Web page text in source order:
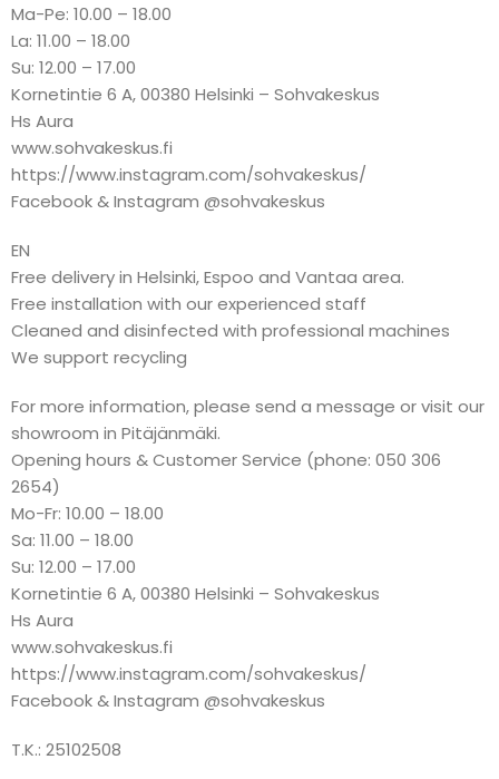
Ma-Pe: 10.00 – 18.00
La: 11.00 – 18.00
Su: 12.00 – 17.00
Kornetintie 6 A, 00380 Helsinki – Sohvakeskus
Hs Aura
www.sohvakeskus.fi
https://www.instagram.com/sohvakeskus/
Facebook & Instagram @sohvakeskus
EN
Free delivery in Helsinki, Espoo and Vantaa area.
Free installation with our experienced staff
Cleaned and disinfected with professional machines
We support recycling
For more information, please send a message or visit our
showroom in Pitäjänmäki.
Opening hours & Customer Service (phone: 050 306
2654)
Mo-Fr: 10.00 – 18.00
Sa: 11.00 – 18.00
Su: 12.00 – 17.00
Kornetintie 6 A, 00380 Helsinki – Sohvakeskus
Hs Aura
www.sohvakeskus.fi
https://www.instagram.com/sohvakeskus/
Facebook & Instagram @sohvakeskus
T.K.: 25102508